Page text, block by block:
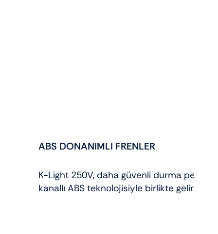
ABS DONANIMLI FRENLER
K-Light 250V, daha güvenli durma
kanallı ABS teknolojisiyle birlikte gelir.